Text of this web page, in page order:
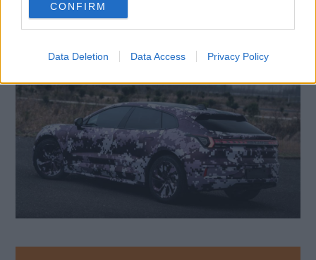
consent section.
CONFIRM
Data Deletion Data Access Privacy Policy